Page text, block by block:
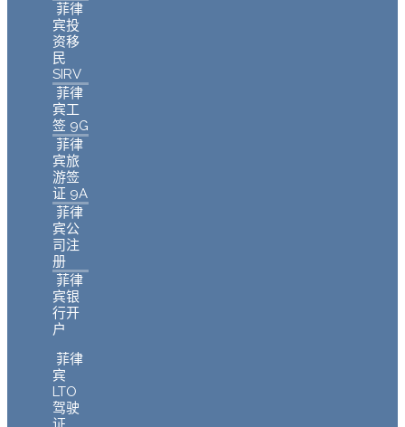
菲律
宾投
资移
民
SIRV
菲律
宾工
签 9G
菲律
宾旅
游签
证 9A
菲律
宾公
司注
册
菲律
宾银
行开
户
菲律
宾
LTO
驾驶